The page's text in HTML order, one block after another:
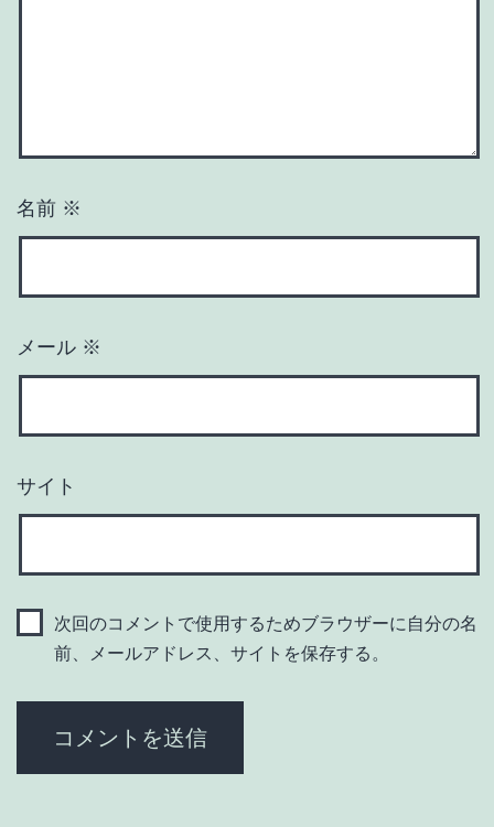
名前 ※
メール ※
サイト
次回のコメントで使用するためブラウザーに自分の名
前、メールアドレス、サイトを保存する。